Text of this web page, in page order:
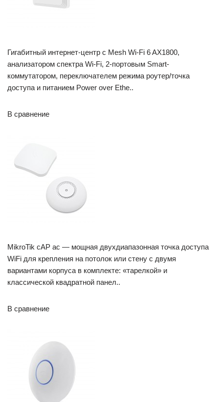
Гигабитный интернет-центр с Mesh Wi-Fi 6 AX1800,
анализатором спектра Wi-Fi, 2-портовым Smart-
коммутатором, переключателем режима роутер/точка
доступа и питанием Power over Ethe..
В сравнение
MikroTik cAP ac — мощная двухдиапазонная точка доступа
WiFi для крепления на потолок или стену с двумя
вариантами корпуса в комплекте: «тарелкой» и
классической квадратной панел..
В сравнение